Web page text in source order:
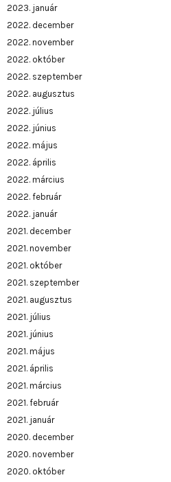
2023. január
2022. december
2022. november
2022. október
2022. szeptember
2022. augusztus
2022. július
2022. június
2022. május
2022. április
2022. március
2022. február
2022. január
2021. december
2021. november
2021. október
2021. szeptember
2021. augusztus
2021. július
2021. június
2021. május
2021. április
2021. március
2021. február
2021. január
2020. december
2020. november
2020. október